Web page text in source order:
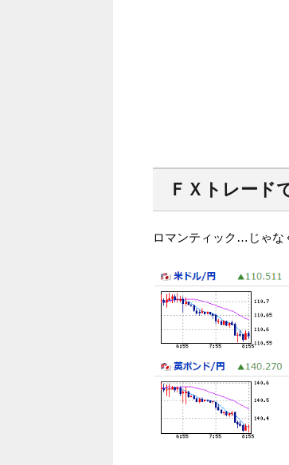
ＦＸトレード
ロマンティック…じゃな